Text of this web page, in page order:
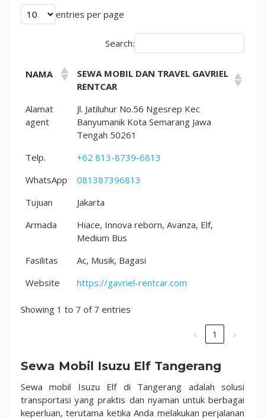
entries per page
Search:
NAMA
SEWA MOBIL DAN TRAVEL GAVRIEL
RENTCAR
Alamat
agent
Jl. Jatiluhur No.56 Ngesrep Kec
Banyumanik Kota Semarang Jawa
Tengah 50261
Telp.
+62 813-8739-6813
WhatsApp
081387396813
Tujuan
Jakarta
Armada
Hiace, Innova reborn, Avanza, Elf,
Medium Bus
Fasilitas
Ac, Musik, Bagasi
Website
https://gavriel-rentcar.com
Showing 1 to 7 of 7 entries
‹ 1 ›
Sewa Mobil Isuzu Elf Tangerang
Sewa mobil Isuzu Elf di Tangerang adalah solusi
transportasi yang praktis dan nyaman untuk berbagai
keperluan, terutama ketika Anda melakukan perjalanan